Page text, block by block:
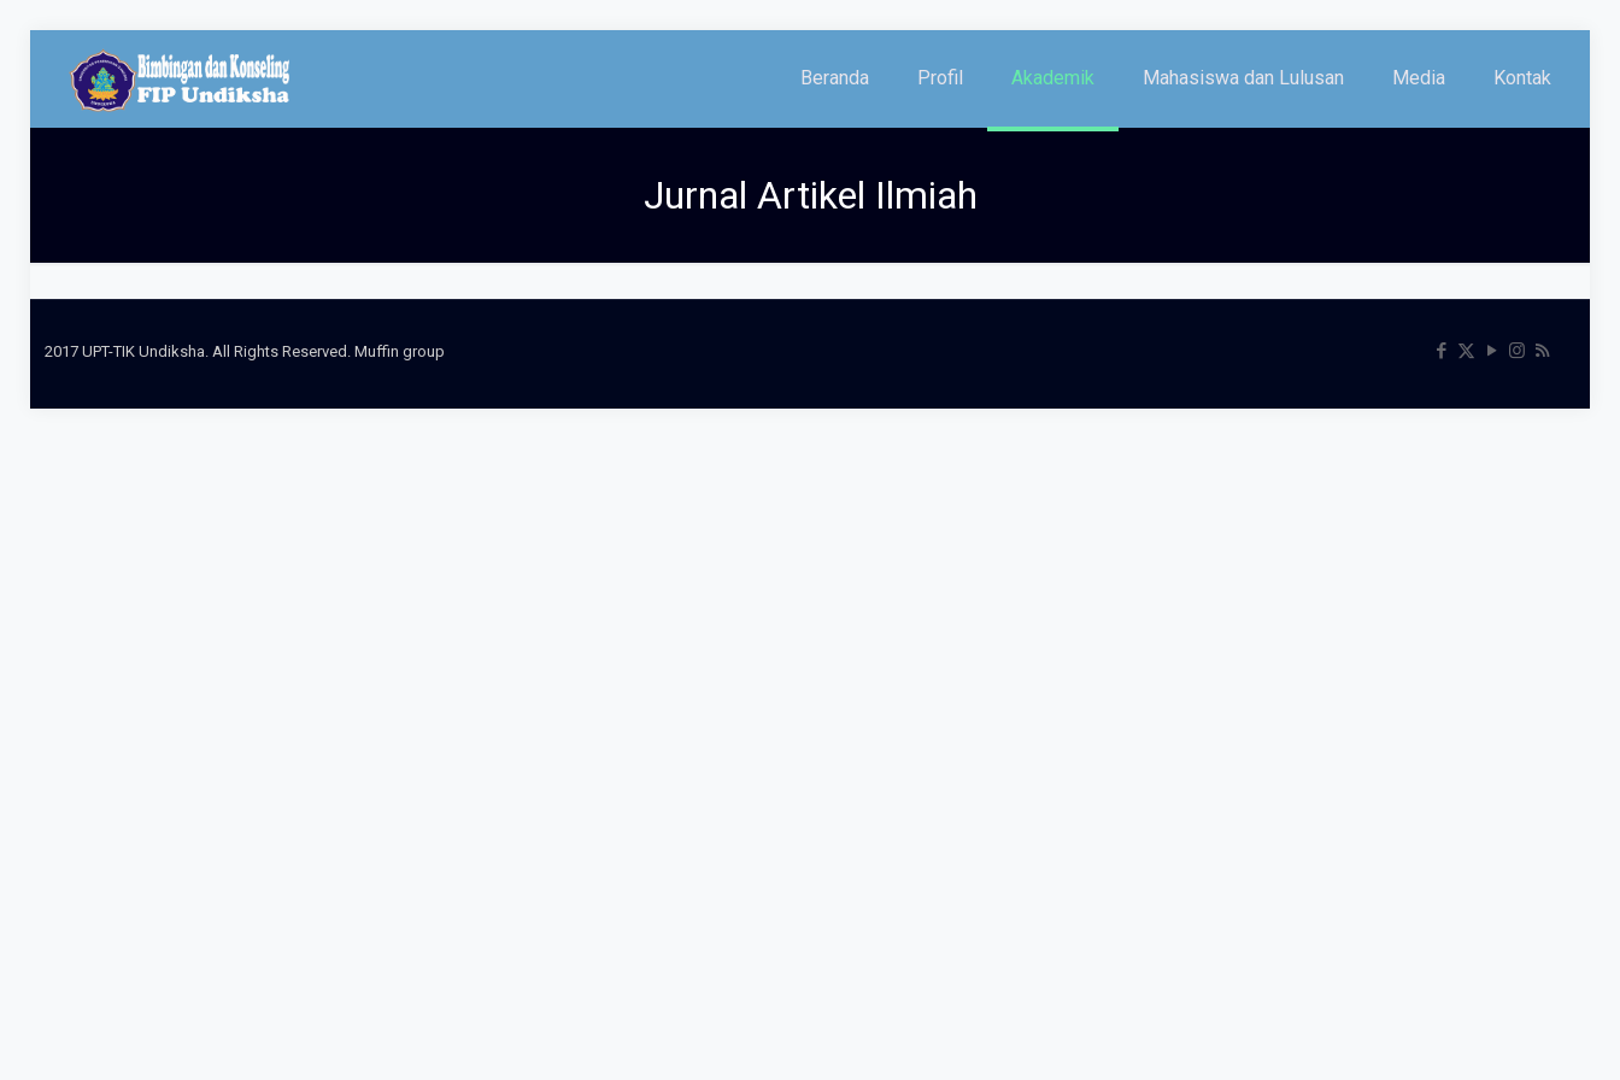
Beranda Profil Akademik Mahasiswa dan Lulusan Media Kontak
Jurnal Artikel Ilmiah
2017 UPT-TIK Undiksha. All Rights Reserved. Muffin group